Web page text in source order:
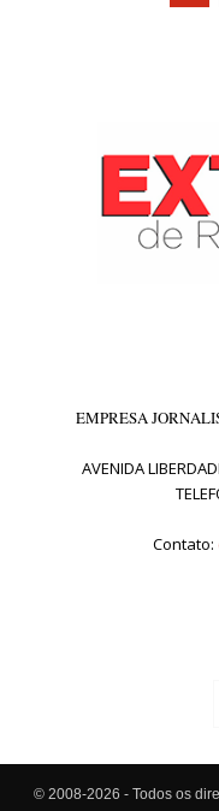
EMPRESA
AVENIDA
Contato:
© 2008-2026 - Todos os